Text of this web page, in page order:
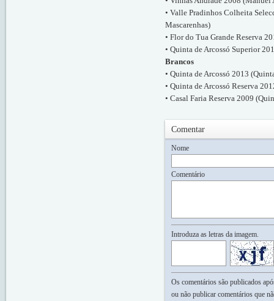
• Valle Pradinhos Colheita
Mascarenhas)
• Flor do Tua Grande Reserva
• Quinta de Arcossó Superior
Brancos
• Quinta de Arcossó 2013
• Quinta de Arcossó Reserva
• Casal Faria Reserva 2009
Comentar
Nome
Comentário
Introduza as letras da imagem.
Os comentários são publicados
ou não publicar comentários que